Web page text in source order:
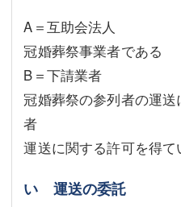
A＝互助会法人
冠婚葬祭事業者である
B＝下請業者
冠婚葬祭の参列者の運
者
運送に関する許可を得て
い 運送の委託